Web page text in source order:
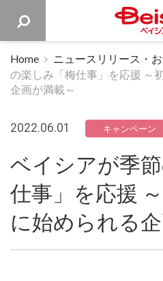
Home ニュースリリース・
の楽しみ「梅仕事」を応援 ～
企画が満載～
2022.06.01 キャンペーン
ベイシアが季
仕事」を応援
に始められる